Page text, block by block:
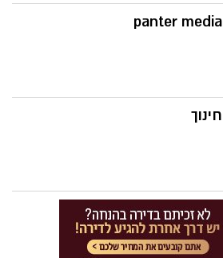
panter media
חינוך